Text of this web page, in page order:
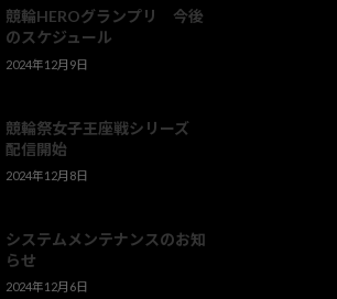
競輪HEROグランプリ 今後
のスケジュール
2024年12月9日
競輪祭女子王座戦シリーズ
配信開始
2024年12月8日
システムメンテナンスのお知
らせ
2024年12月6日